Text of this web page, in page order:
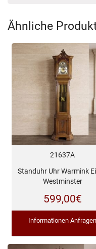
Ähnliche
21637A
Standuhr Uhr Warmink
Westminster
599,00€
Informationen Anfragen